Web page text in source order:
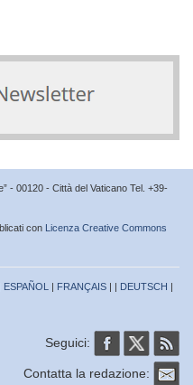
- 00120 - Città del Vaticano Tel. +39-
con Licenza Creative Commons
ESPAÑOL | FRANÇAIS | | DEUTSCH |
Seguici:
Contatta la redazione: